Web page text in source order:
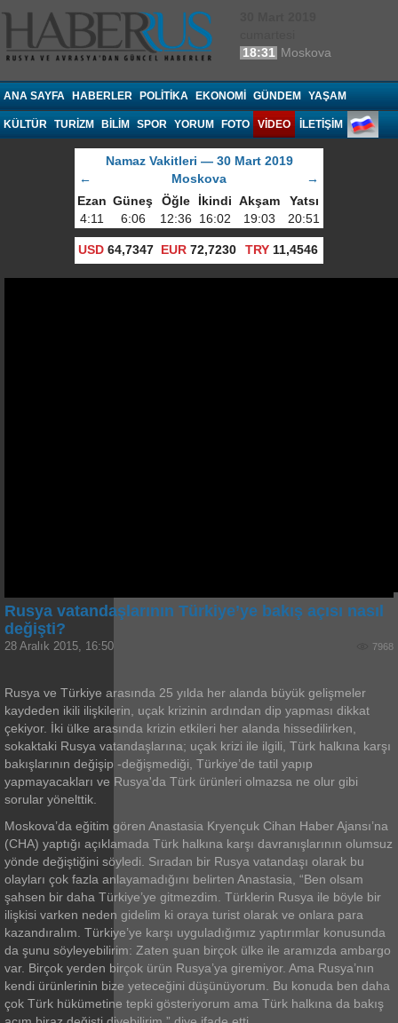
18:31 Moskova
ANA SAYFA HABERLER POLITIKA EKONOMI GÜNDEM YAŞAM
KÜLTÜR TURIZM BILIM SPOR YORUM FOTO VIDEO İLETİŞİM
Namaz Vakitleri — 30 Mart 2019
←
Moskova
→
Ezan Güneş Öğle İkindi Akşam
Yatsı
4:11
6:06 12:36 16:02 19:03 20:51
USD 64,7347 EUR 72,7230 TRY 11,4546
Rusya vatandaşlarının Türkiye’ye bakış açısı nasıl
değişti?
28 Aralık 2015, 16:50 7968
Rusya ve Türkiye arasında 25 yılda her alanda büyük gelişmeler
kaydeden ikili ilişkilerin, uçak krizinin ardından dip yapması dikkat
çekiyor. İki ülke arasında krizin etkileri her alanda hissedilirken,
sokaktaki Rusya vatandaşlarına; uçak krizi ile ilgili, Türk halkına karşı
bakışlarının değişip -değişmediği, Türkiye’de tatil yapıp
yapmayacakları ve Rusya'da Türk ürünleri olmazsa ne olur gibi
sorular yönelttik.
Moskova’da eğitim gören Anastasia Kryençuk Cihan Haber Ajansı’na
(CHA) yaptığı açıklamada Türk halkına karşı davranışlarının olumsuz
yönde değiştiğini söyledi. Sıradan bir Rusya vatandaşı olarak bu
olayları çok fazla anlayamadığını belirten Anastasia, “Ben olsam
şahsen bir daha Türkiye’ye gitmezdim. Türklerin Rusya ile böyle bir
ilişkisi varken neden gidelim ki oraya turist olarak ve onlara para
kazandıralım. Türkiye’ye karşı uyguladığımız yaptırımlar konusunda
da şunu söyleyebilirim: Zaten şuan birçok ülke ile aramızda ambargo
var. Birçok yerden birçok ürün Rusya’ya giremiyor. Ama Rusya’nın
kendi ürünlerinin bize yeteceğini düşünüyorum. Bu konuda ben daha
çok Türk hükümetine tepki gösteriyorum ama Türk halkına da bakış